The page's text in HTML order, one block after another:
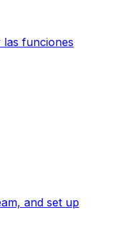
funciones
and set up